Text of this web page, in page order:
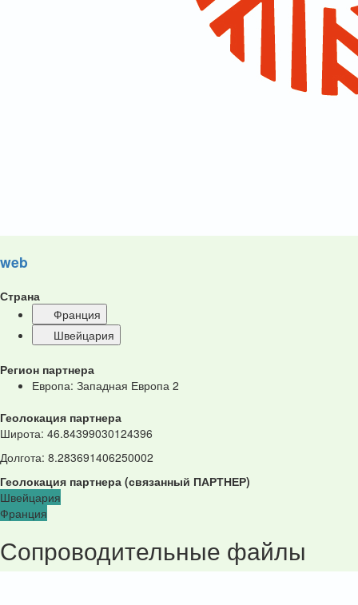
web
Страна
Франция
Швейцария
Регион партнера
Европа: Западная Европа 2
Геолокация партнера
Широта: 46.84399030124396
Долгота: 8.283691406250002
Геолокация партнера (связанный ПАРТНЕР)
Швейцария
Франция
Сопроводительные файлы